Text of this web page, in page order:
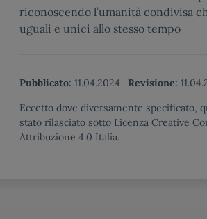
riconoscendo l’umanità condivisa
uguali e unici allo stesso tempo
Pubblicato: 11.04.2024- Revisione:
Eccetto dove diversamente specificato,
stato rilasciato sotto Licenza Creative
Attribuzione 4.0 Italia.